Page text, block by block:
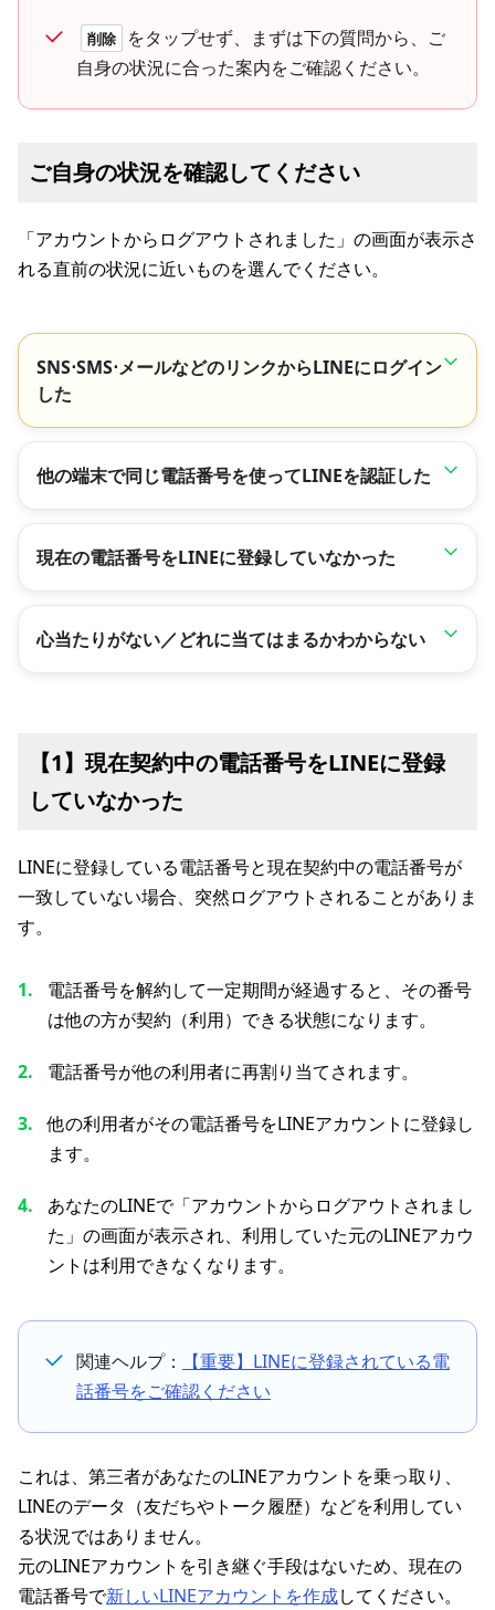
削除
をタップせず、まずは下の質問から、ご
自身の状況に合った案内をご確認ください。
ご自身の状況を確認してください
「アカウントからログアウトされました」の画面が表示さ
れる直前の状況に近いものを選んでください。
SNS⋅SMS⋅メールなどのリンクからLINEにログイン
した
他の端末で同じ電話番号を使ってLINEを認証した
現在の電話番号をLINEに登録していなかった
心当たりがない／どれに当てはまるかわからない
【1】現在契約中の電話番号をLINEに登録
していなかった
LINEに登録している電話番号と現在契約中の電話番号が
一致していない場合、突然ログアウトされることがありま
す。
電話番号を解約して一定期間が経過すると、その番号
は他の方が契約（利用）できる状態になります。
電話番号が他の利用者に再割り当てされます。
他の利用者がその電話番号をLINEアカウントに登録し
ます。
あなたのLINEで「アカウントからログアウトされまし
た」の画面が表示され、利用していた元のLINEアカウ
ントは利用できなくなります。
関連ヘルプ：
【重要】LINEに登録されている電
話番号をご確認ください
これは、第三者があなたのLINEアカウントを乗っ取り、
LINEのデータ（友だちやトーク履歴）などを利用してい
る状況ではありません。
元のLINEアカウントを引き継ぐ手段はないため、現在の
電話番号で新しいLINEアカウントを作成してください。